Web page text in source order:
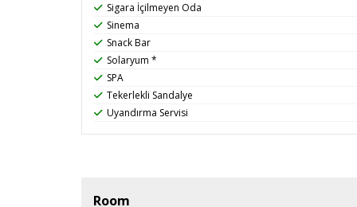
Sigara İçilmeyen Oda
Sinema
Snack Bar
Solaryum *
SPA
Tekerlekli Sandalye
Uyandırma Servisi
Room